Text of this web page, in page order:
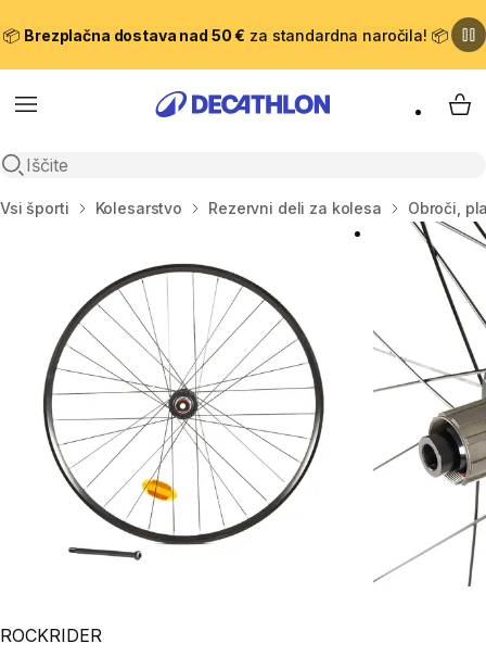
📦 Brezplačna dostava nad 50 € za standardna naročila! 📦
Meni
Odpri iskanje
Domov
Vsi športi Kolesarstvo Rezervni deli za kolesa Obroči,
ROCKRIDER